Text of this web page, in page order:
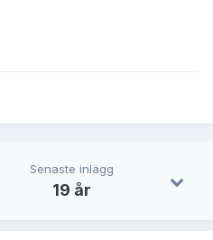
Senaste inlägg
19 år